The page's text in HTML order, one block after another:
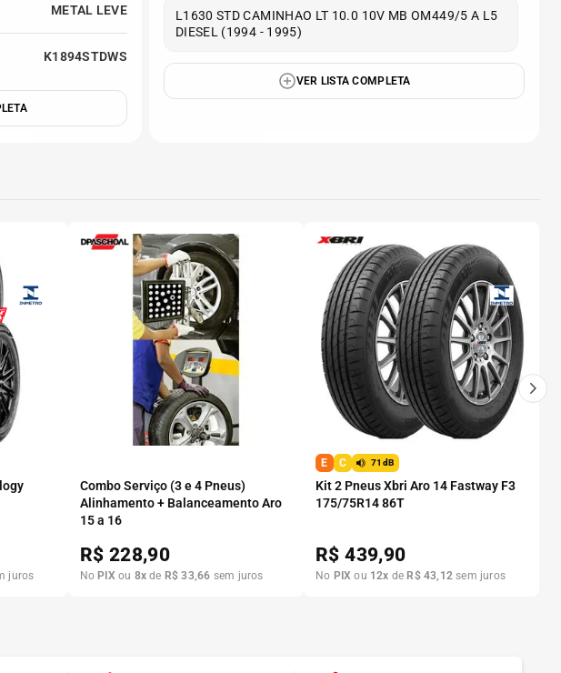
METAL LEVE
K1894STDWS
L1630 STD CAMINHAO LT 10.0 10V MB OM449/5 A L5
DIESEL (1994 - 1995)
VER LISTA COMPLETA
juros
Combo Serviço (3 e 4 Pneus)
Alinhamento + Balanceamento Aro
15 a 16
R$ 228,90
No PIX ou 8x de R$ 33,66 sem juros
E C 71dB
Kit 2 Pneus Xbri Aro 14 Fastway F3
175/75R14 86T
R$439,90
No PIX ou 12x de R$ 43, 12 sem juros